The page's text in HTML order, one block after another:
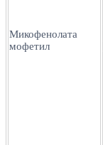
Микофенолата
мофетил